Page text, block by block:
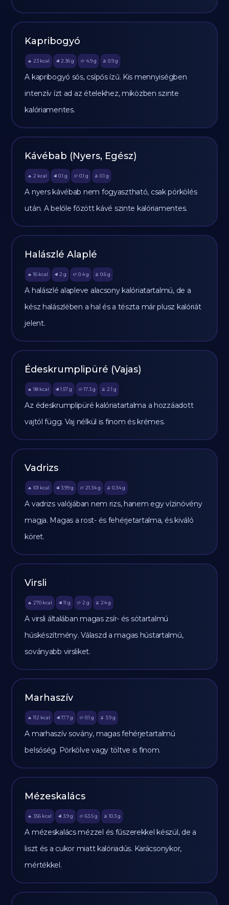
Kapribogyó
🔥 23 kcal 🥩 2.36 g 🥔 4.9g 🫒 0.9 g
A kapribogyó sós, csípős ízű. Kis mennyiségben
intenzív ízt ad az ételekhez, miközben szinte
kalóriamentes.
Kávébab (Nyers, Egész)
🔥 2 kcal 🥩 0.1 g 🥔 0.1 g 🫒 0.1 g
A nyers kávébab nem fogyasztható, csak pörkölés
után. A belőle főzött kávé szinte kalóriamentes.
Halászlé Alaplé
🔥 16 kcal 🥩 2 g 🥔 0.4g 🫒 0.6 g
A halászlé alapleve alacsony kalóriatartalmú, de a
kész halászlében a hal és a tészta már plusz kalóriát
jelent.
Édeskrumplipüré (Vajas)
🔥 98 kcal 🥩 1.57 g 🥔 17.3g 🫒 2.1 g
Az édeskrumplipüré kalóriatartalma a hozzáadott
vajtól függ. Vaj nélkül is finom és krémes.
Vadrizs
🔥 101 kcal 🥩 3.99 g 🥔 21.34g 🫒 0.34 g
A vadrizs valójában nem rizs, hanem egy vízinövény
magja. Magas a rost- és fehérjetartalma, és kiváló
köret.
Virsli
🔥 270 kcal 🥩 11 g 🥔 2 g 🫒 24 g
A virsli általában magas zsír- és sótartalmú
húskészítmény. Válaszd a magas hústartalmú,
soványabb virsliket.
Marhaszív
🔥 112 kcal 🥩 17.7 g 🥔 0.1 g 🫒 3.9 g
A marhaszív sovány, magas fehérjetartalmú
belsőség. Pörkölve vagy töltve is finom.
Mézeskalács
🔥 356 kcal 🥩 3.9 g 🥔 63.5g 🫒 10.3 g
A mézeskalács mézzel és fűszerekkel készül, de a
liszt és a cukor miatt kalóriadús. Karácsonykor,
mértékkel.